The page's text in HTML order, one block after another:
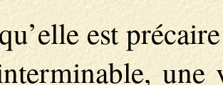
est
une